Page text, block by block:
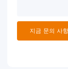
지금 문의 사